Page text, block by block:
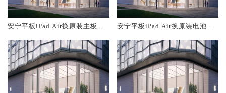
安宁平板iPad Air换原装主板维
安宁平板iPad Air换原装电池维